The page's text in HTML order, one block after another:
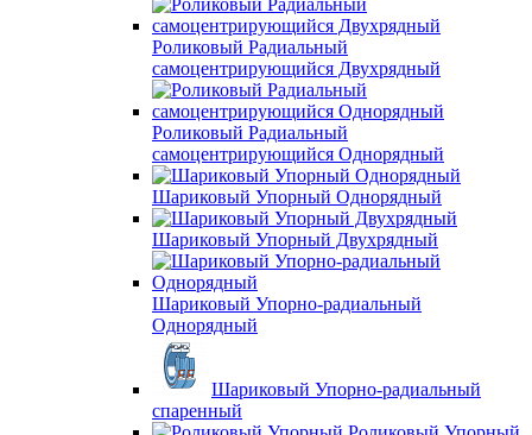
Роликовый Радиальный
самоцентрирующийся Двухрядный
Роликовый Радиальный
самоцентрирующийся Однорядный
Шариковый Упорный Однорядный
Шариковый Упорный Двухрядный
Шариковый Упорно-радиальный
Однорядный
Шариковый Упорно-радиальный
спаренный